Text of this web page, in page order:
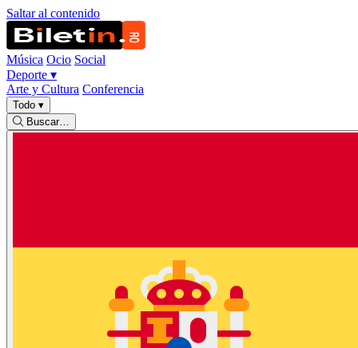
Saltar al contenido
Música Ocio Social
Deporte ▾
Arte y Cultura Conferencia
Todo ▾
Buscar…